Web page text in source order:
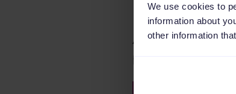
We use cookies to
information about
other information
Así
poner a la venta